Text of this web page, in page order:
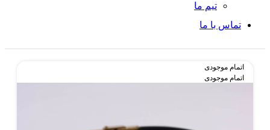
تیم ما
تماس با ما
اتمام موجودی
اتمام موجودی